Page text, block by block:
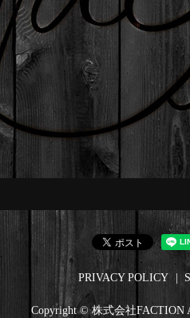
PRIVACY POLICY
Copyright © 株式会社FACTION